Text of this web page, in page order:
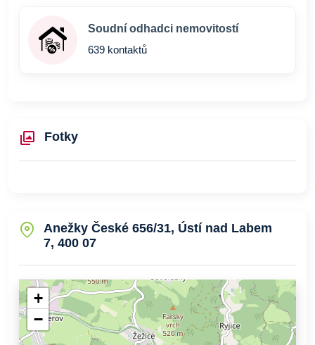
Soudní odhadci nemovitostí
639 kontaktů
Fotky
Anežky České 656/31, Ústí nad Labem
7, 400 07
+
−